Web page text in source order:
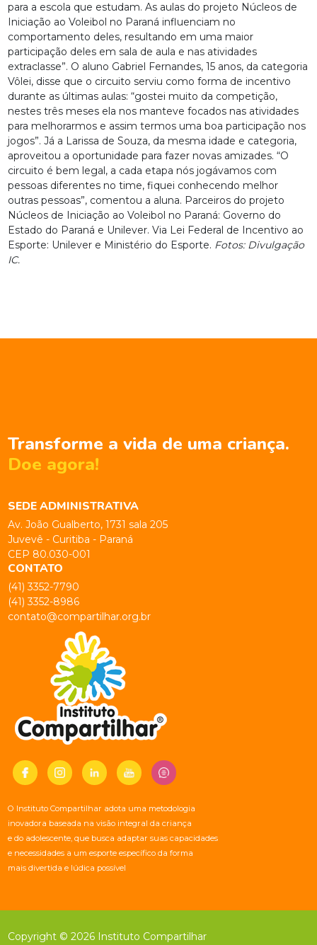
para a escola que estudam. As aulas do projeto Núcleos de
Iniciação ao Voleibol no Paraná influenciam no
comportamento deles, resultando em uma maior
participação deles em sala de aula e nas atividades
extraclasse”. O aluno Gabriel Fernandes, 15 anos, da categoria
Vôlei, disse que o circuito serviu como forma de incentivo
durante as últimas aulas: “gostei muito da competição,
nestes três meses ela nos manteve focados nas atividades
para melhorarmos e assim termos uma boa participação nos
jogos”. Já a Larissa de Souza, da mesma idade e categoria,
aproveitou a oportunidade para fazer novas amizades. “O
circuito é bem legal, a cada etapa nós jogávamos com
pessoas diferentes no time, fiquei conhecendo melhor
outras pessoas”, comentou a aluna. Parceiros do projeto
Núcleos de Iniciação ao Voleibol no Paraná: Governo do
Estado do Paraná e Unilever. Via Lei Federal de Incentivo ao
Esporte: Unilever e Ministério do Esporte. Fotos: Divulgação
IC.
Transforme a vida de uma criança.
Doe agora!
SEDE ADMINISTRATIVA
Av. João Gualberto, 1731 sala 205
Juvevê - Curitiba - Paraná
CEP 80.030-001
CONTATO
(41) 3352-7790
(41) 3352-8986
contato@compartilhar.org.br
O Instituto Compartilhar adota uma metodologia
inovadora baseada na visão integral da criança
e do adolescente, que busca adaptar suas capacidades
e necessidades a um esporte específico da forma
mais divertida e lúdica possível
Copyright © 2026 Instituto Compartilhar